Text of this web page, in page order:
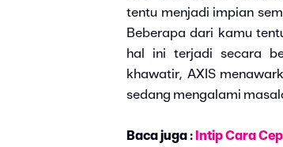
tentu menjadi impian
Beberapa dari kamu
hal ini terjadi secara
khawatir, AXIS
sedang mengalami
Baca juga : Intip Cara